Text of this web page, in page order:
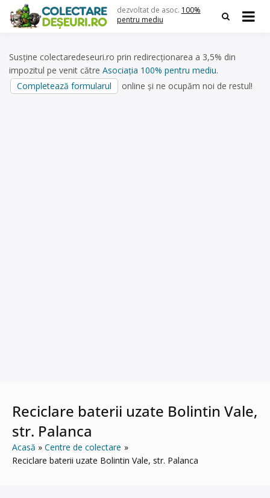
content
dezvoltat de asoc. 100%
pentru mediu
Susține colectaredeseuri.ro prin redirecționarea a 3,5% din
impozitul pe venit către Asociația 100% pentru mediu.
Completează formularul
online și ne ocupăm noi de restul!
Reciclare baterii uzate Bolintin Vale,
str. Palanca
Acasă
Centre de colectare
Reciclare baterii uzate Bolintin Vale, str. Palanca